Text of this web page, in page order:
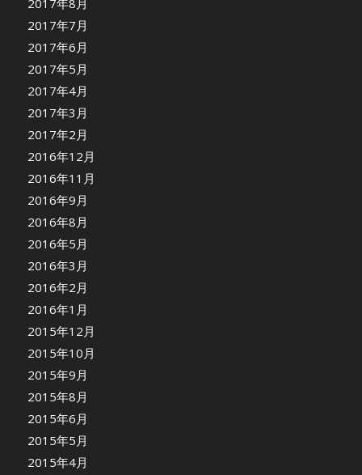
2017年8月
2017年7月
2017年6月
2017年5月
2017年4月
2017年3月
2017年2月
2016年12月
2016年11月
2016年9月
2016年8月
2016年5月
2016年3月
2016年2月
2016年1月
2015年12月
2015年10月
2015年9月
2015年8月
2015年6月
2015年5月
2015年4月